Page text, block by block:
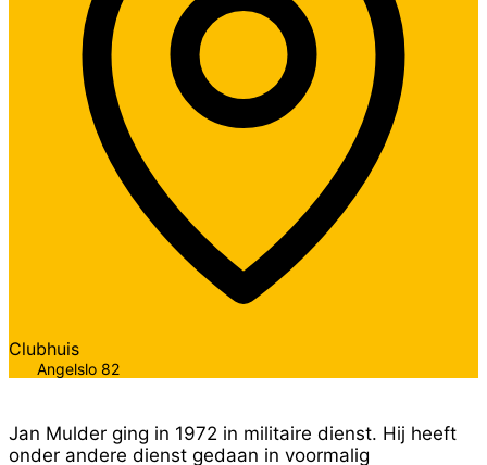
Clubhuis
Angelslo 82
Jan Mulder ging in 1972 in militaire dienst. Hij heeft
onder andere dienst gedaan in voormalig